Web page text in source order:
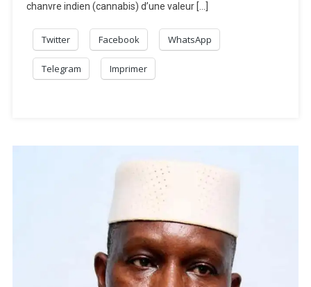
chanvre indien (cannabis) d’une valeur […]
Twitter Facebook WhatsApp
Telegram Imprimer